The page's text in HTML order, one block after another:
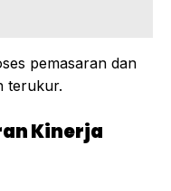
pemasaran dan
terukur.
Kinerja